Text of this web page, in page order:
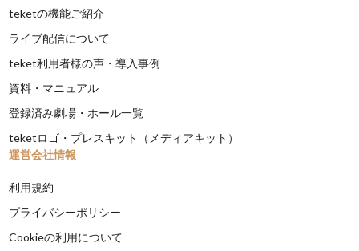
teketの機能ご紹介
ライブ配信について
teket利用者様の声・導入事例
資料・マニュアル
登録済み劇場・ホール一覧
teketロゴ・プレスキット（メディアキット）
運営会社情報
利用規約
プライバシーポリシー
Cookieの利用について